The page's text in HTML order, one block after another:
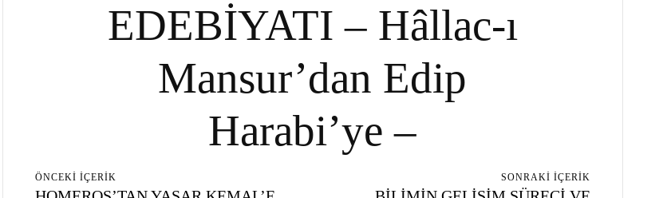
EDEBİYATI – Hâllac-ı
Mansur’dan Edip
Harabi’ye –
ÖNCEKI İÇERIK SONRAKI İÇERIK